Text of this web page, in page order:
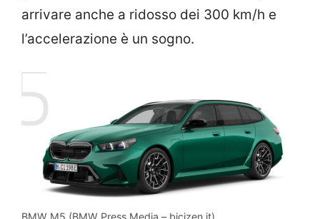
arrivare anche a ridosso dei 300 km/h e
l’accelerazione è un sogno.
BMW M5 (BMW Press Media – bicizen.it)